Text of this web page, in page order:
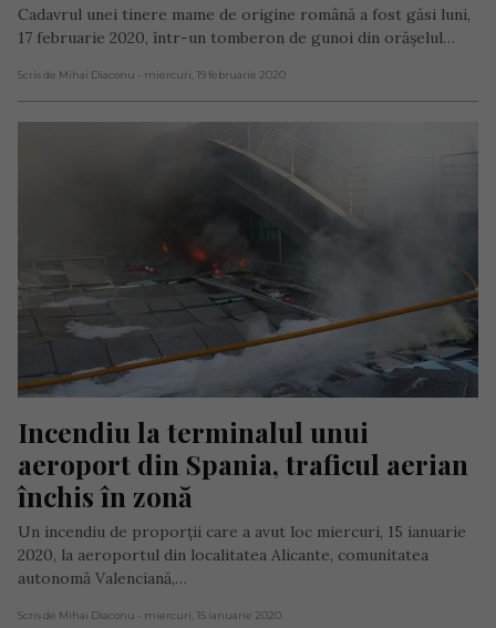
Cadavrul unei tinere mame de origine română a fost găsi luni,
17 februarie 2020, într-un tomberon de gunoi din orășelul…
Scris de Mihai Diaconu - miercuri, 19 februarie 2020
Incendiu la terminalul unui
aeroport din Spania, traficul aerian
închis în zonă
Un incendiu de proporții care a avut loc miercuri, 15 ianuarie
2020, la aeroportul din localitatea Alicante, comunitatea
autonomă Valenciană,…
Scris de Mihai Diaconu - miercuri, 15 ianuarie 2020